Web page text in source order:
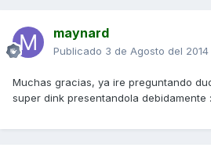
maynard
Publicado 3 de Agosto del 2014
Muchas gracias, ya ire preguntando
super dink presentandola debidamente